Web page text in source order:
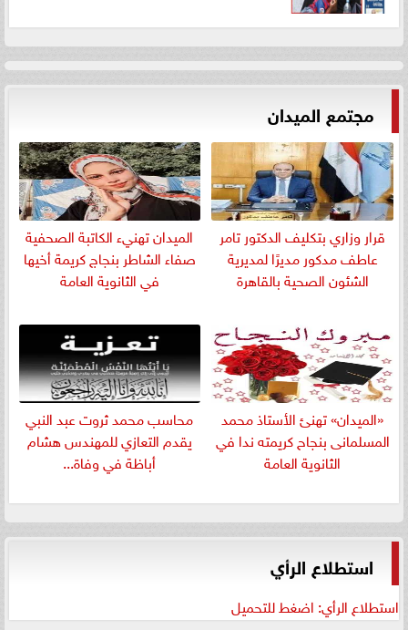
مجتمع الميدان
قرار وزاري بتكليف الدكتور تامر
عاطف مدكور مديرًا لمديرية
الشئون الصحية بالقاهرة
الميدان تهنيء الكاتبة الصحفية
صفاء الشاطر بنجاج كريمة أخيها
في الثانوية العامة
«الميدان» تهنئ الأستاذ محمد
المسلمانى بنجاح كريمته ندا في
الثانوية العامة
​محاسب محمد ثروت عبد النبي
يقدم التعازي للمهندس هشام
أباظة في وفاة...
استطلاع الرأي
استطلاع الرأي: اضغط للتحميل